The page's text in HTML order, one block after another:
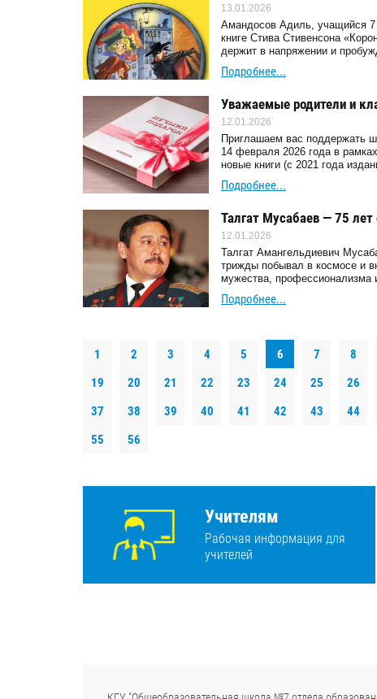
13.01.2026
Амандосов Адиль, учащийся
книге Стива Стивенсона
держит в напряжении и
Подробнее...
Уважаемые родители и
12.01.2026
Приглашаем вас поддержать
14 февраля 2026 года в
новые книги (с 2021 года
Подробнее...
Талгат Мусабаев — 75
12.01.2026
Талгат Амангельдиевич
трижды побывал в космосе и
мужества, профессионализма
Подробнее...
1 2 3 4 5 6 7 8
19
20 21 22 23 24 25 26
37
38 39 40 41 42 43 44
55
56
Учителям
Рабочая информация для
учителей